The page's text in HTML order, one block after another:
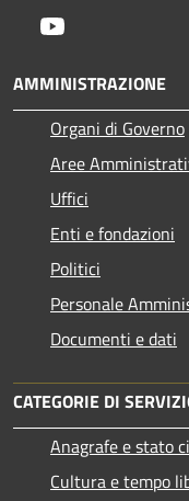
AMMINISTRAZIONE
Organi di Governo
Aree
Uffici
Enti e fondazioni
Politici
Personale
Documenti e dati
CATEGORIE DI
Anagrafe e stato
Cultura e tempo